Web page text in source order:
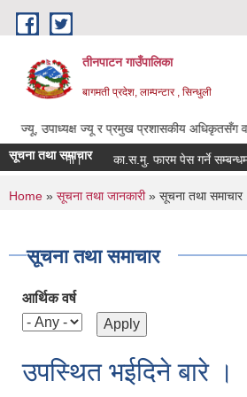
Skip to main content
तीनपाटन गाउँपालिका
बागमती प्रदेश, लाम्पन्टार , सिन्धुली
ज्यू र प्रमुख प्रशासकीय अधिकृतसँग वा हाम्रो
सूचना तथा समाचार
सूचना। का.स.मु. फारम पेस गर्ने सम्बन्धमा।
You are here
Home » सूचना तथा जानकारी» सूचना तथा समाचार
सूचना तथा समाचार
आर्थिक वर्ष
उपस्थित भईदिने बारे ।